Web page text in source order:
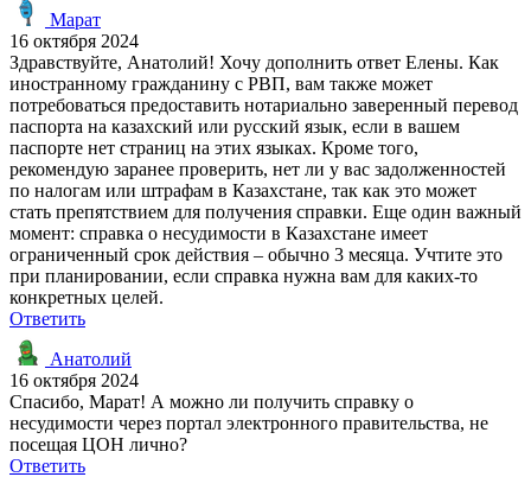
Марат
16 октября 2024
Здравствуйте, Анатолий! Хочу дополнить ответ Елены. Как
иностранному гражданину с РВП, вам также может
потребоваться предоставить нотариально заверенный перевод
паспорта на казахский или русский язык, если в вашем
паспорте нет страниц на этих языках. Кроме того,
рекомендую заранее проверить, нет ли у вас задолженностей
по налогам или штрафам в Казахстане, так как это может
стать препятствием для получения справки. Еще один важный
момент: справка о несудимости в Казахстане имеет
ограниченный срок действия – обычно 3 месяца. Учтите это
при планировании, если справка нужна вам для каких-то
конкретных целей.
Ответить
Анатолий
16 октября 2024
Спасибо, Марат! А можно ли получить справку о
несудимости через портал электронного правительства, не
посещая ЦОН лично?
Ответить